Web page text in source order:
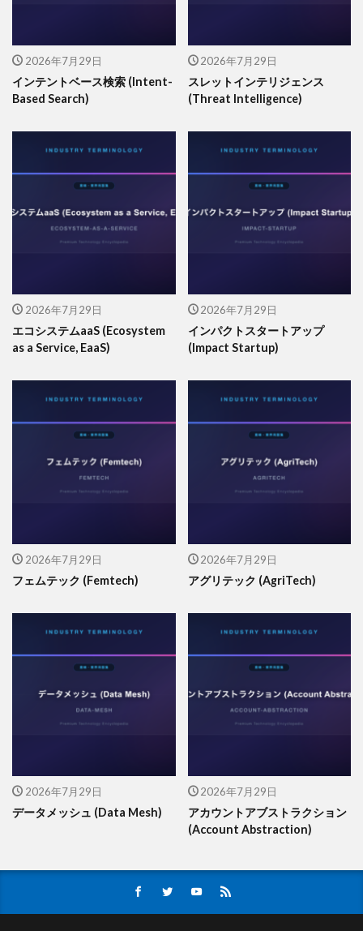
2026年7月29日
インテントベース検索 (Intent-
Based Search)
2026年7月29日
スレットインテリジェンス
(Threat Intelligence)
2026年7月29日
エコシステムaaS (Ecosystem
as a Service, EaaS)
2026年7月29日
インパクトスタートアップ
(Impact Startup)
2026年7月29日
フェムテック (Femtech)
2026年7月29日
アグリテック (AgriTech)
2026年7月29日
データメッシュ (Data Mesh)
2026年7月29日
アカウントアブストラクション
(Account Abstraction)